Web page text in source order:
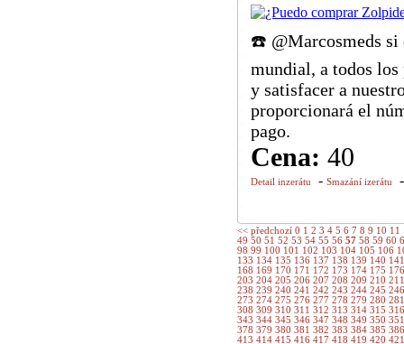
☎️ @Marcosmeds si
mundial, a todos los
y satisfacer a
proporcionará el
pago.
Cena: 40
Detail inzerátu - Smazání izerátu
<< předchozí 0 1 2 3 4 5 6 7 8 9 10 11
49 50 51 52 53 54 55 56 57 58 59 60
98 99 100 101 102 103 104 105 106
133 134 135 136 137 138 139 140
168 169 170 171 172 173 174 175
203 204 205 206 207 208 209 210
238 239 240 241 242 243 244 245
273 274 275 276 277 278 279 280
308 309 310 311 312 313 314 315
343 344 345 346 347 348 349 350
378 379 380 381 382 383 384 385
413 414 415 416 417 418 419 420